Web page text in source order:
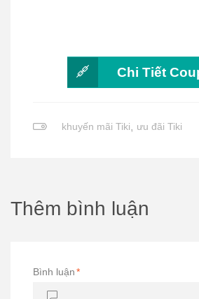
Chi Tiết
khuyến mãi Tiki, ưu đãi Tiki
Thêm bình luận
Bình luận*